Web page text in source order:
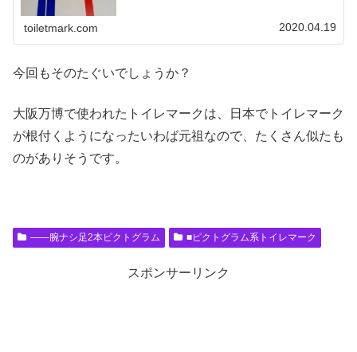
toiletmark.com 2020.04.19
今回もそのたぐいでしょうか？
大阪万博で使われたトイレマークは、日本でトイレマーク
が根付くようになったいわば元祖なので、たくさん似たも
のがありそうです。
――腕ナシ足2本ピクトグラム ■ピクトグラム系トイレマーク
スポンサーリンク